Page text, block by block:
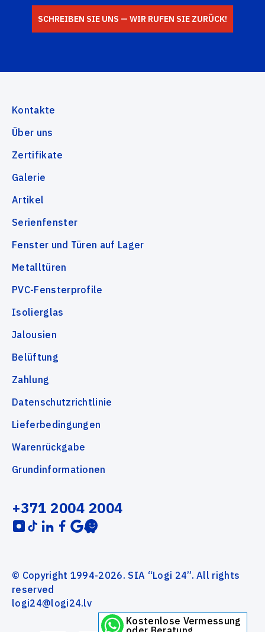
SCHREIBEN SIE UNS — WIR RUFEN SIE ZURÜCK!
Kontakte
Über uns
Zertifikate
Galerie
Artikel
Serienfenster
Fenster und Türen auf Lager
Metalltüren
PVC-Fensterprofile
Isolierglas
Jalousien
Belüftung
Zahlung
Datenschutzrichtlinie
Lieferbedingungen
Warenrückgabe
Grundinformationen
+371 2004 2004
© Copyright 1994-2026. SIA “Logi 24”. All rights
reserved
logi24@logi24.lv
Kostenlose Vermessung